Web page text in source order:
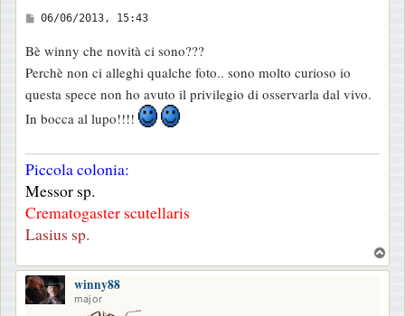
M
s
s
a
g
i
o
06/06/2013, 15:43
Bè winny che novità ci sono???
Perchè non ci alleghi qualche foto.. sono molto curioso io
questa spece non ho avuto il privilegio di osservarla dal vivo.
In bocca al lupo!!!!
Piccola colonia:
Messor sp.
Crematogaster scutellaris
Lasius sp.
o
winny88
major